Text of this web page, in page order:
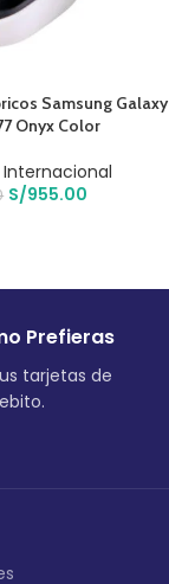
Samsung Galaxy
Onyx Color
Internacional
S/955.00
Prefieras
tarjetas de